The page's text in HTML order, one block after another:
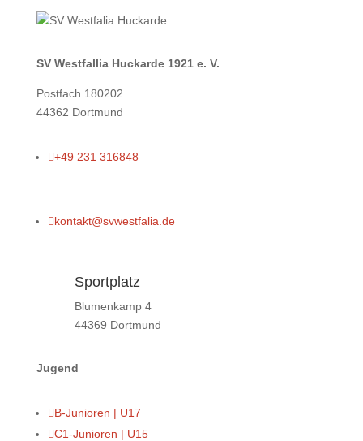
SV Westfallia Huckarde 1921 e. V.
Postfach 180202
44362 Dortmund
+49 231 316848
kontakt@svwestfalia.de
Sportplatz
Blumenkamp 4
44369 Dortmund
Jugend
B-Junioren | U17
C1-Junioren | U15